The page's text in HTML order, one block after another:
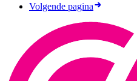
Volgende pagina